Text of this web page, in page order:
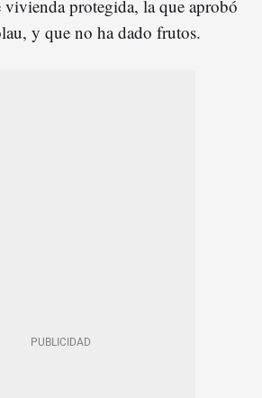
protegida, la que aprobó
y que no ha dado frutos.